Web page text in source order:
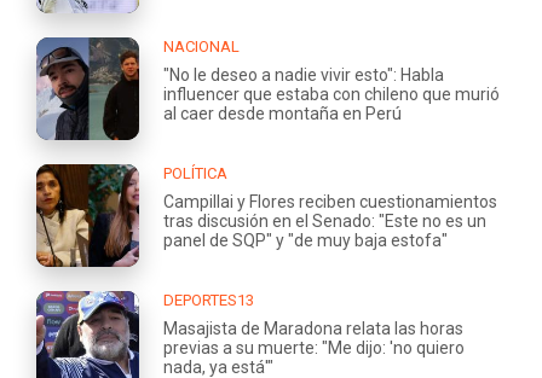
NACIONAL
"No le deseo a nadie vivir esto": Habla
influencer que estaba con chileno que murió
al caer desde montaña en Perú
POLÍTICA
Campillai y Flores reciben cuestionamientos
tras discusión en el Senado: "Este no es un
panel de SQP" y "de muy baja estofa"
DEPORTES13
Masajista de Maradona relata las horas
previas a su muerte: "Me dijo: 'no quiero
nada, ya está'"